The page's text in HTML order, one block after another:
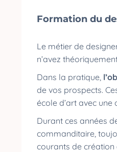
Formation du
Le métier de
n’avez
Dans la pratique,
de vos prospects.
école d’art avec une
Durant ces années
commanditaire,
courants de création